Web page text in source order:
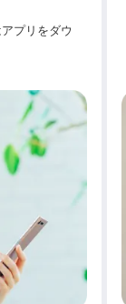
プリをダウ